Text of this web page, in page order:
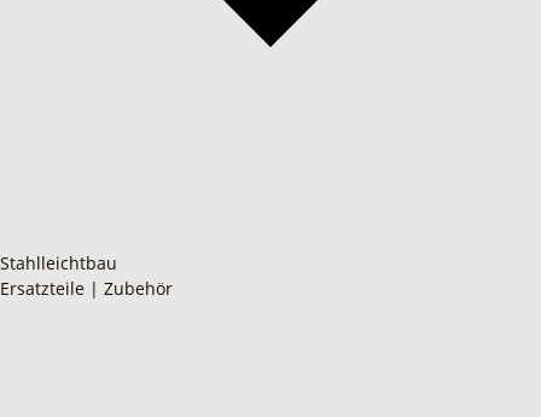
Stahlleichtbau
Ersatzteile | Zubehör